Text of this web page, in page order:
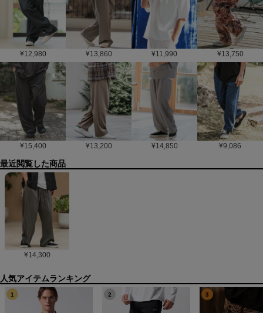
¥12,980 ¥13,860 ¥11,990 ¥13,750
¥15,400 ¥13,200 ¥14,850 ¥9,086
最近閲覧した商品
¥14,300
1 2 3